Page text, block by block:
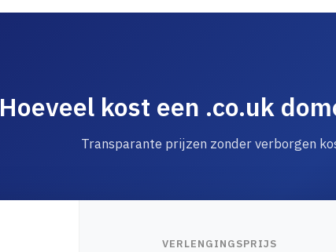
Hoeveel kost een .co.uk
Transparante prijzen zonder verborgen
VERLENGINGSPRIJS